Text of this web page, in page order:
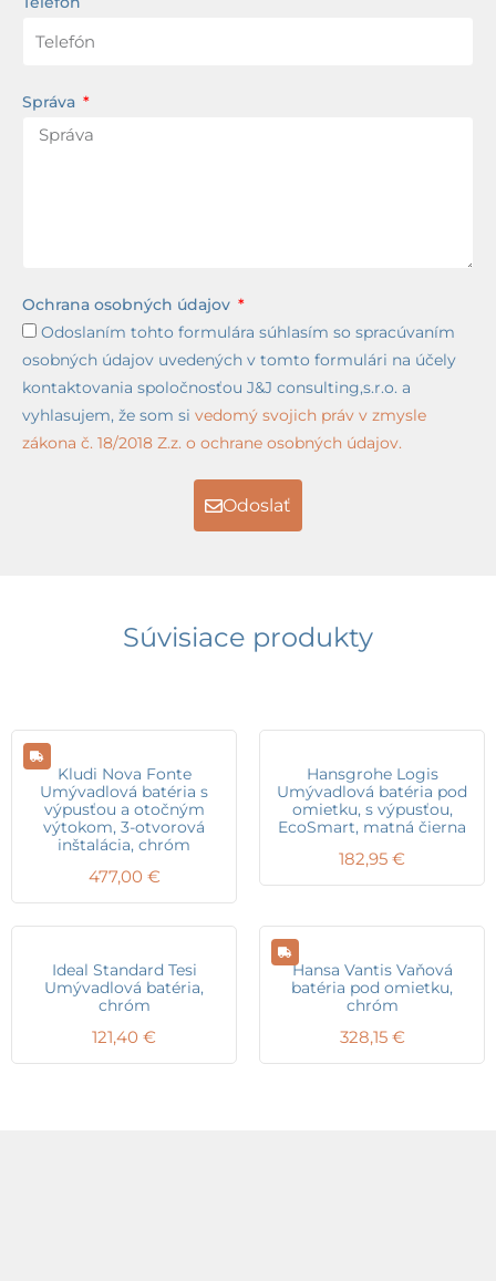
Správa
Ochrana osobných údajov
Odoslaním tohto formulára súhlasím so spracúvaním
osobných údajov uvedených v tomto formulári na účely
kontaktovania spoločnosťou J&J consulting,s.r.o. a
vyhlasujem, že som si vedomý svojich práv v zmysle
zákona č. 18/2018 Z.z. o ochrane osobných údajov.
Odoslať
Súvisiace produkty
Kludi Nova Fonte
Umývadlová batéria s
výpusťou a otočným
výtokom, 3-otvorová
inštalácia, chróm
477,00 €
Hansgrohe Logis
Umývadlová batéria pod
omietku, s výpusťou,
EcoSmart, matná čierna
182,95 €
Ideal Standard Tesi
Umývadlová batéria,
chróm
121,40 €
Hansa Vantis Vaňová
batéria pod omietku,
chróm
328,15 €